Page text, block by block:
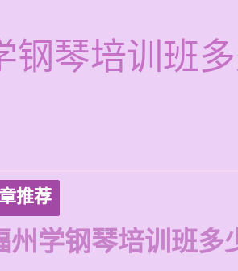
钢琴培训班
推荐
州学钢琴培训班多